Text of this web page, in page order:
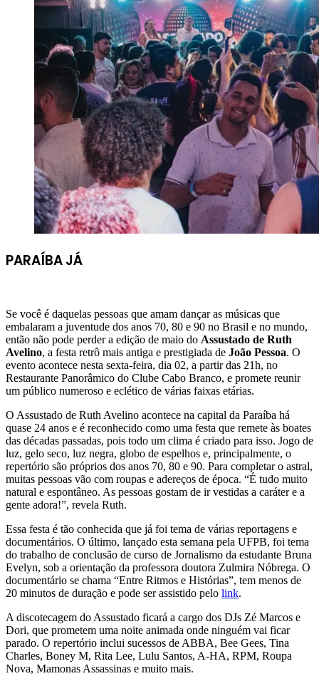
PARAÍBA JÁ
Se você é daquelas pessoas que amam dançar as músicas que
embalaram a juventude dos anos 70, 80 e 90 no Brasil e no mundo,
então não pode perder a edição de maio do Assustado de Ruth
Avelino, a festa retrô mais antiga e prestigiada de João Pessoa. O
evento acontece nesta sexta-feira, dia 02, a partir das 21h, no
Restaurante Panorâmico do Clube Cabo Branco, e promete reunir
um público numeroso e eclético de várias faixas etárias.
O Assustado de Ruth Avelino acontece na capital da Paraíba há
quase 24 anos e é reconhecido como uma festa que remete às boates
das décadas passadas, pois todo um clima é criado para isso. Jogo de
luz, gelo seco, luz negra, globo de espelhos e, principalmente, o
repertório são próprios dos anos 70, 80 e 90. Para completar o astral,
muitas pessoas vão com roupas e adereços de época. “É tudo muito
natural e espontâneo. As pessoas gostam de ir vestidas a caráter e a
gente adora!”, revela Ruth.
Essa festa é tão conhecida que já foi tema de várias reportagens e
documentários. O último, lançado esta semana pela UFPB, foi tema
do trabalho de conclusão de curso de Jornalismo da estudante Bruna
Evelyn, sob a orientação da professora doutora Zulmira Nóbrega. O
documentário se chama “Entre Ritmos e Histórias”, tem menos de
20 minutos de duração e pode ser assistido pelo link.
A discotecagem do Assustado ficará a cargo dos DJs Zé Marcos e
Dori, que prometem uma noite animada onde ninguém vai ficar
parado. O repertório inclui sucessos de ABBA, Bee Gees, Tina
Charles, Boney M, Rita Lee, Lulu Santos, A-HA, RPM, Roupa
Nova, Mamonas Assassinas e muito mais.